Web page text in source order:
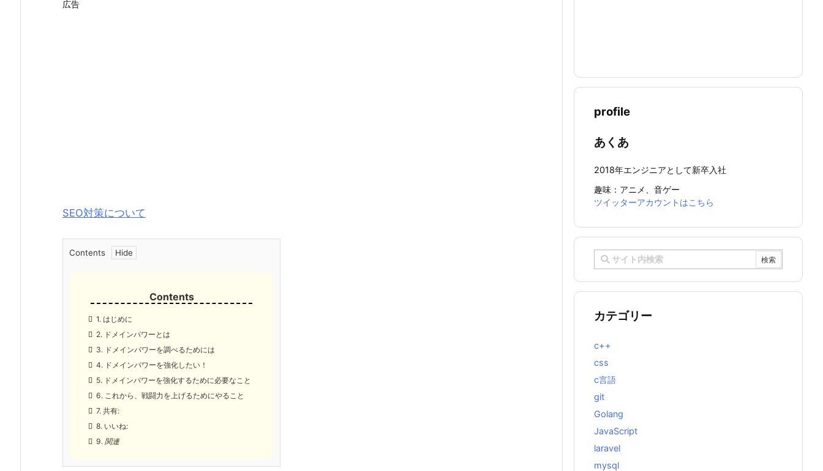
広告
SEO対策について
Contents
1. はじめに
2. ドメインパワーとは
3. ドメインパワーを調べるためには
4. ドメインパワーを強化したい！
5. ドメインパワーを強化するために必要なこと
6. これから、戦闘力を上げるためにやること
7. 共有:
8. いいね:
9. 関連
profile
あくあ
2018年エンジニアとして新卒入社
趣味：アニメ、音ゲー
ツイッターアカウントはこちら
カテゴリー
c++
css
c言語
git
Golang
JavaScript
laravel
mysql